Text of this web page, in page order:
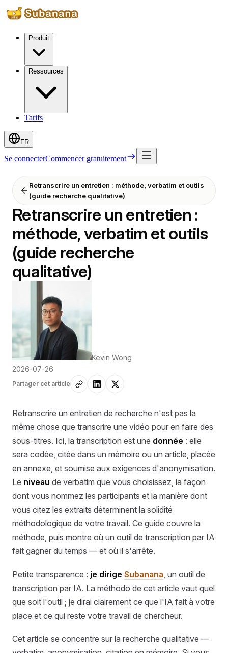
Produit
Ressources
Tarifs
FR
Se connecterCommencer gratuitement
Retranscrire un entretien : méthode, verbatim et outils
(guide recherche qualitative)
Retranscrire un entretien :
méthode, verbatim et outils
(guide recherche
qualitative)
Kevin Wong
2026-07-26
Partager cet article
Retranscrire un entretien de recherche n'est pas la
même chose que transcrire une vidéo pour en faire des
sous-titres. Ici, la transcription est une donnée : elle
sera codée, citée dans un mémoire ou un article, placée
en annexe, et soumise aux exigences d'anonymisation.
Le niveau de verbatim que vous choisissez, la façon
dont vous nommez les participants et la manière dont
vous citez les extraits déterminent la solidité
méthodologique de votre travail. Ce guide couvre la
méthode, puis montre où un outil de transcription par IA
fait gagner du temps — et où il s'arrête.
Petite transparence : je dirige Subanana , un outil de
transcription par IA. La méthodo de cet article vaut quel
que soit l'outil ; je dirai clairement ce que l'IA fait à votre
place et ce qui reste votre travail de chercheur.
Cet article se concentre sur la recherche qualitative —